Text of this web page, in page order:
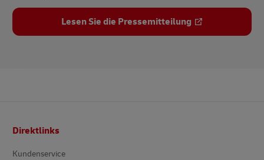
Lesen Sie die Pressemitteilung
Direktlinks
Kundenservice